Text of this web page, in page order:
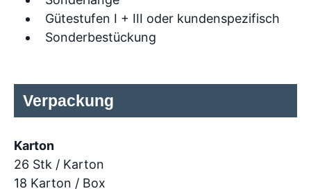
Gütestufen I + III oder kundenspezifisch
Sonderbestückung
Verpackung
Karton
26 Stk / Karton
18 Karton / Box